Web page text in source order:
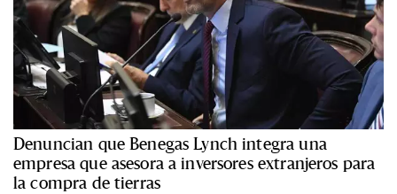
Denuncian que Benegas Lynch integra una
empresa que asesora a inversores extranjeros para
la compra de tierras